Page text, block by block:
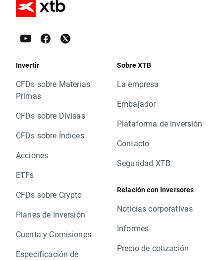
Invertir
CFDs sobre Materias
Primas
CFDs sobre Divisas
CFDs sobre Índices
Acciones
ETFs
CFDs sobre Crypto
Planes de Inversión
Cuenta y Comisiones
Especificación de
Sobre XTB
La empresa
Embajador
Plataforma de inversión
Contacto
Seguridad XTB
Relación con Inversores
Noticias corporativas
Informes
Precio de cotización